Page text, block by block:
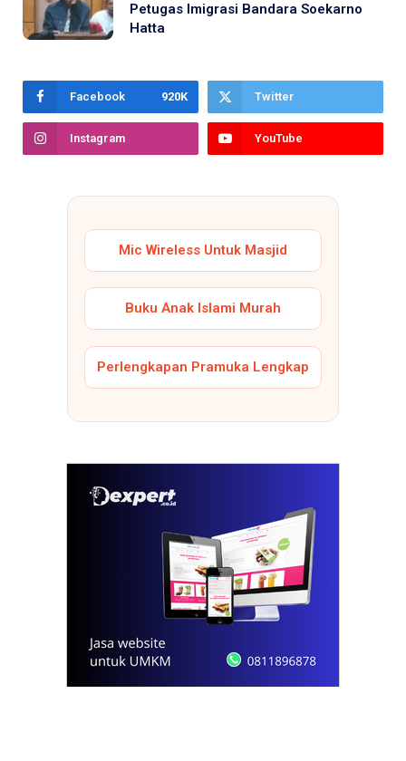
Petugas Imigrasi Bandara Soekarno
Hatta
Facebook 920K Twitter
Instagram YouTube
Mic Wireless Untuk Masjid
Buku Anak Islami Murah
Perlengkapan Pramuka Lengkap